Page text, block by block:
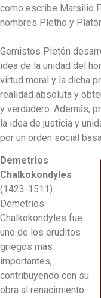
como escribe Marsilio
nombres Pletho y
Gemistos Pletón
idea de la unidad del
virtud moral y la dicha
realidad absoluta y
y verdadero. Además,
la idea de justicia y
por un orden social
Demetrios
Chalkokondyles
(1423-1511)
Demetrios
Chalkokondyles fue
uno de los eruditos
griegos más
importantes,
contribuyendo con su
obra al renacimiento